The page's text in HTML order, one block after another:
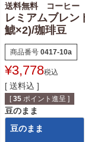
送料無料 コーヒ
レミアムブレン
鯱×2)/珈琲豆
商品番号 0417-10a
¥3,778税込
送料込
[ 35 ポイント進呈 ]
豆のまま
豆のまま